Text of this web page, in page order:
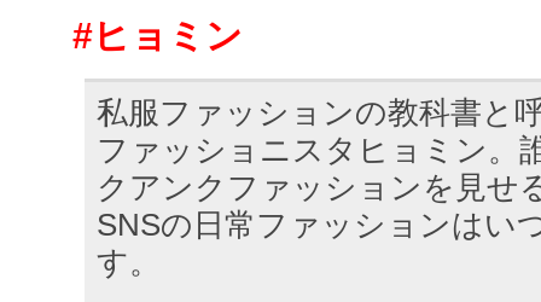
#ヒョミン
私服ファッションの教科書と
ファッショニスタヒョミン。
クアンクファッションを見せ
SNSの日常ファッションはい
す。